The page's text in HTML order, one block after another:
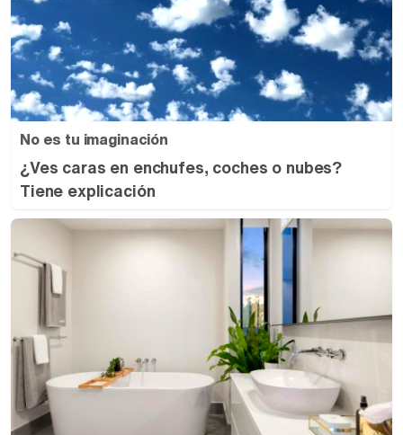
No es tu imaginación
¿Ves caras en enchufes, coches o nubes?
Tiene explicación